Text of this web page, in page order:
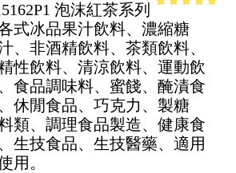
5
泡沫紅茶系列
式冰品果汁飲料、濃縮糖
、非酒精飲料、茶類飲料、
性飲料、清涼飲料、運動飲
食品調味料、蜜餞、醃漬食
休閒食品、巧克力、製糖
類、調理食品製造、健康食
生技食品、生技醫藥、適用
用。